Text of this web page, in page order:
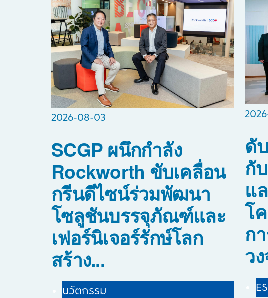
2026-08-03
SCGP ผนึกกำลัง
Rockworth ขับเคลื่อน
กรีนดีไซน์ร่วมพัฒนา
โซลูชันบรรจุภัณฑ์และ
เฟอร์นิเจอร์รักษ์โลก
สร้าง...
นวัตกรรม
ดั
กั
แ
โ
ก
ว